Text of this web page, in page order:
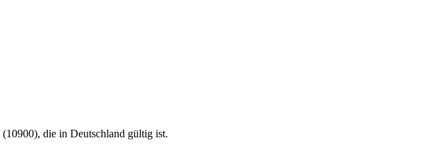
die in Deutschland gültig ist.